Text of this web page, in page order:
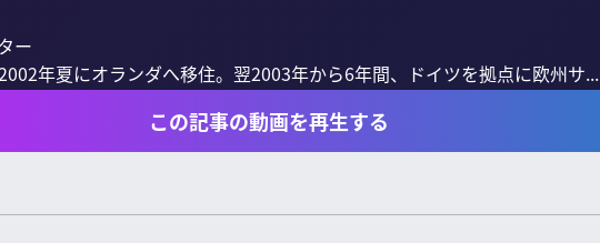
ー
年夏にオランダへ移住。翌2003年から6年間、ドイツを拠点に欧州サ...
この記事の動画を再生する